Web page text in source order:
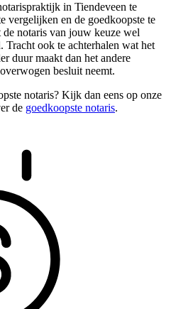
in Tiendeveen te
vergelijken en de goedkoopste te
notaris van jouw keuze wel
ook te achterhalen wat het
duur maakt dan het andere
besluit neemt.
notaris? Kijk dan eens op onze
de goedkoopste notaris.